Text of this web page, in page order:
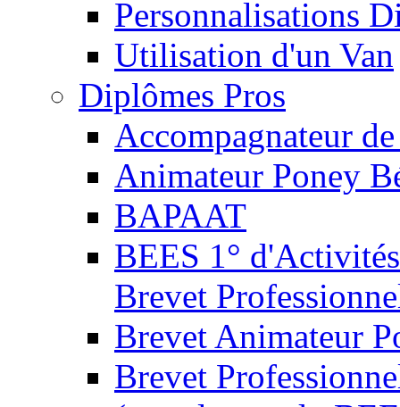
Personnalisations
Utilisation d'un Van
Diplômes Pros
Accompagnateur
Animateur Poney
BAPAAT
BEES 1°
Brevet
Brevet Animateur
Brevet